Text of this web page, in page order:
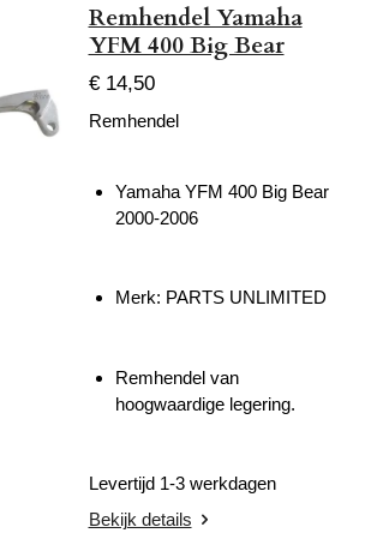
Remhendel Yamaha
YFM 400 Big Bear
€ 14,50
Remhendel
Yamaha YFM 400 Big Bear
2000-2006
Merk: PARTS UNLIMITED
Remhendel van
hoogwaardige legering.
Levertijd 1-3 werkdagen
Bekijk details